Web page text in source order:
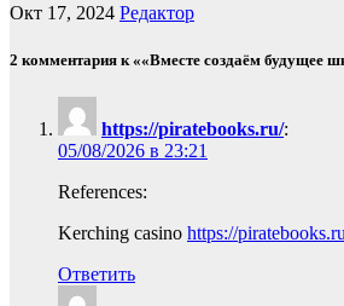
Окт 17, 2024 Редактор
2 комментария к ««Вместе создаём будущее
https://piratebooks.ru/:
05/08/2026 в 23:21
References:
Kerching casino https://
Ответить